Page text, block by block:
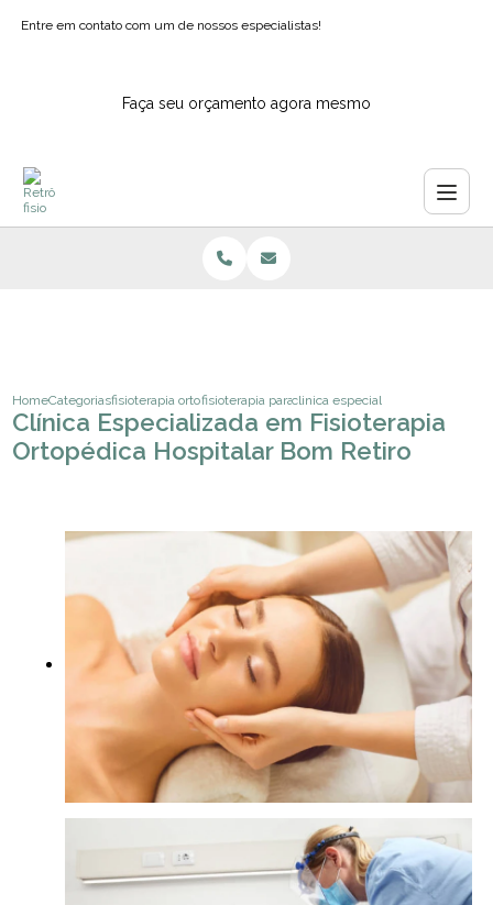
Entre em contato com um de nossos especialistas!
Faça seu orçamento agora mesmo
HomeCategoriasfisioterapia ortopedicafisioterapia para os pesclinica especializada em
Clínica Especializada em Fisioterapia
Ortopédica Hospitalar Bom Retiro